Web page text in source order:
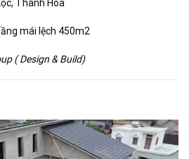
Thanh Hóa
mái lệch 450m2
( Design & Build)